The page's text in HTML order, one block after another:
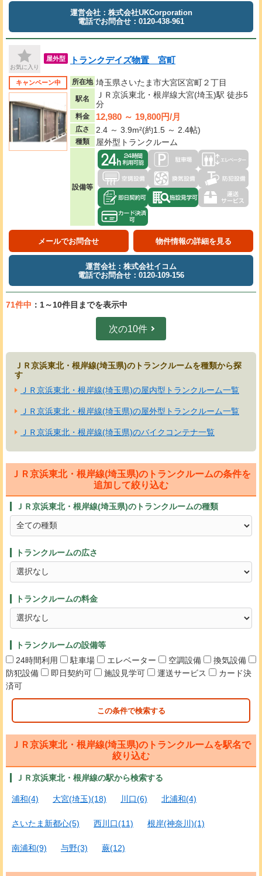
運営会社：株式会社UKCorporation
電話でお問合せ：0120-438-961
お気に入り
屋外型 トランクデイズ物置 宮町
キャンペーン中 所在地 埼玉県さいたま市大宮区宮町２丁目
駅名
ＪＲ京浜東北・根岸線大宮(埼玉)駅 徒歩5
分
料金 12,980 ～ 19,800円/月
広さ 2.4 ～ 3.9m²(約1.5 ～ 2.4帖)
種類 屋外型トランクルーム
設備等
メールでお問合せ 物件情報の詳細を見る
運営会社：株式会社イコム
電話でお問合せ：0120-109-156
71件中 ：1～10件目までを表示中
次の10件
ＪＲ京浜東北・根岸線(埼玉県)のトランクルームを種類から探
す
ＪＲ京浜東北・根岸線(埼玉県)の屋内型トランクルーム一覧
ＪＲ京浜東北・根岸線(埼玉県)の屋外型トランクルーム一覧
ＪＲ京浜東北・根岸線(埼玉県)のバイクコンテナ一覧
ＪＲ京浜東北・根岸線(埼玉県)のトランクルームの条件を
追加して絞り込む
ＪＲ京浜東北・根岸線(埼玉県)のトランクルームの種類
トランクルームの広さ
トランクルームの料金
トランクルームの設備等
24時間利用
駐車場 エレベーター 空調設備
換気設備
防犯設備
即日契約可 施設見学可 運送サービス
カード決
済可
この条件で検索する
ＪＲ京浜東北・根岸線(埼玉県)のトランクルームを駅名で
絞り込む
ＪＲ京浜東北・根岸線の駅から検索する
浦和(4) 大宮(埼玉)(18) 川口(6) 北浦和(4)
さいたま新都心(5) 西川口(11) 根岸(神奈川)(1)
南浦和(9) 与野(3) 蕨(12)